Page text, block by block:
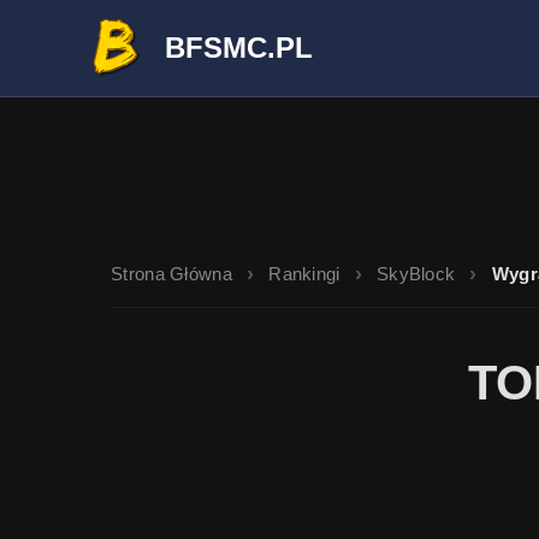
BFSMC.PL
Strona Główna Rankingi SkyBlock